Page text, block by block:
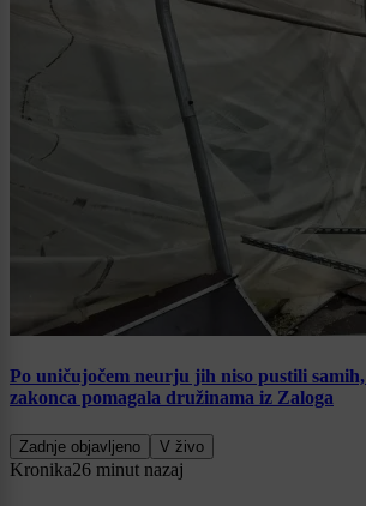
Po uničujočem neurju jih niso pustili
zakonca pomagala družinama iz Zaloga
Zadnje objavljeno V živo
Kronika26 minut nazaj